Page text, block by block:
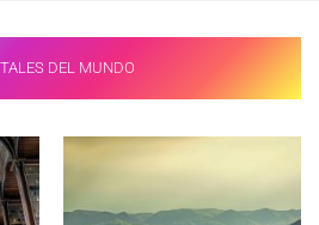
DEL MUNDO